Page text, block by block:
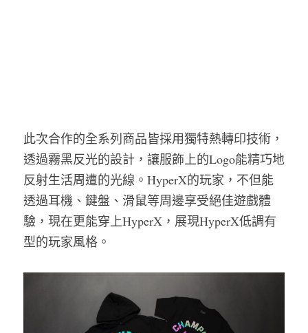
此次合作的全系列商品皆採用獨特熱轉印技術，
透過霧黑反光的設計，讓服飾上的Logo能精巧地
反射生活周遭的光線。HyperX的玩家，不但能
透過耳機、鍵盤、滑鼠等周邊享受絕佳遊戲體
驗，現在更能穿上HyperX，展現HyperX低調有
型的玩家風格。